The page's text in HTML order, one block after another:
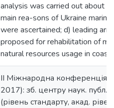
analysis was carried out about
main rea-sons of Ukraine
were ascertained; d) leading
proposed for rehabilitation of
natural resources usage in
ІІ Міжнародна конференція
2017): зб. центру наук. публ.
(рівень стандарту, акад.